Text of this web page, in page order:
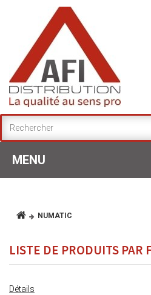
MENU
NUMATIC
LISTE DE PRODUITS PAR
Détails